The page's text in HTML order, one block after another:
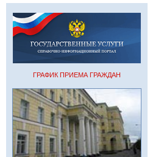
ГРАФИК ПРИЕМА ГРАЖДАН